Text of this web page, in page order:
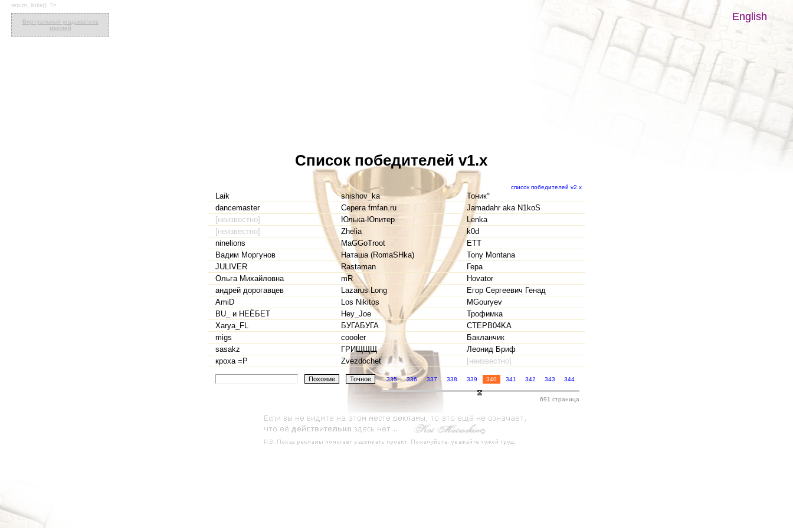
return_links(); ?>
Виртуальный угадыватель
мыслей
Список победителей v1.x
список победителей v2.x
Laik shishov_ka
Тоник°
dancemaster
Серега fmfan.ru
Jamadahr aka N1koS
[неизвестно]
Юлька-Юпитер
Lenka
[неизвестно]
Zhelia
k0d
ninelions
MaGGoTroot
ETT
Вадим Моргунов
Наташа (RomaSHka)
Tony Montana
JULIVER
Rastaman
Гера
Ольга Михайловна
mR
Hovator
андрей дорогавцев
Lazarus Long
Егор Сергеевич Генад
AmiD
Los Nikitos
MGouryev
BU_ и НЕЁБЕТ
Hey_Joe
Трофимка
Xarya_FL
БУГАБУГА
CTEPB04KA
migs
coooler
Бакланчик
sasakz
ГРИЩЩЩ
Леонид Бриф
кроха =Р
Zvezdochet [неизвестно]
335 336 337 338 339 340 341 342 343 344
691 страница
English